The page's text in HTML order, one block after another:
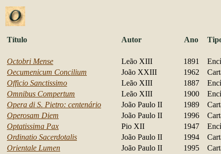
Título Autor Ano
Octobri Mense Leão XIII 1891
Oecumenicum Concilium
João XXIII 1962
Officio Sanctissimo
Leão XIII 1887
Omnibus Compertum
Leão XIII 1900
Opera di S. Pietro: centenário
João Paulo II 1989
Operosam Diem
João Paulo II 1996
Optatissima Pax
Pio XII 1947
Ordinatio Sacerdotalis
João Paulo II 1994
Orientale Lumen
João Paulo II 1995